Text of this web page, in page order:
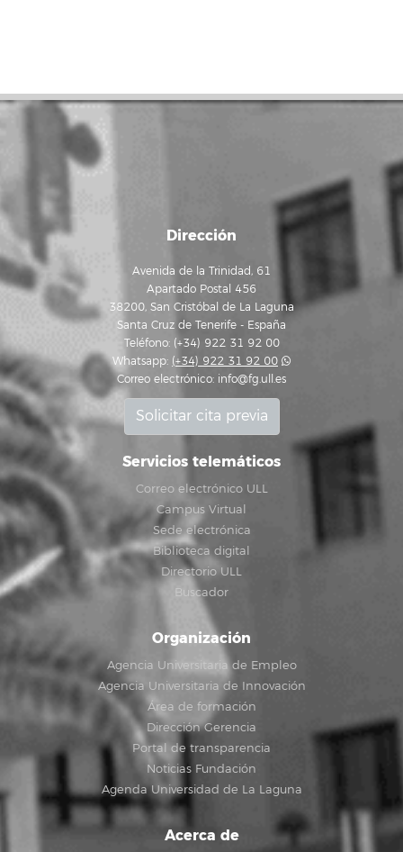
Dirección
Avenida de la Trinidad, 61
Apartado Postal 456
38200, San Cristóbal de La Laguna
Santa Cruz de Tenerife - España
Teléfono: (+34) 922 31 92 00
Whatsapp: (+34) 922 31 92 00
Correo electrónico: info@fg.ull.es
Solicitar cita previa
Servicios telemáticos
Correo electrónico ULL
Campus Virtual
Sede electrónica
Biblioteca digital
Directorio ULL
Buscador
Organización
Agencia Universitaria de Empleo
Agencia Universitaria de Innovación
Área de formación
Dirección Gerencia
Portal de transparencia
Noticias Fundación
Agenda Universidad de La Laguna
Acerca de